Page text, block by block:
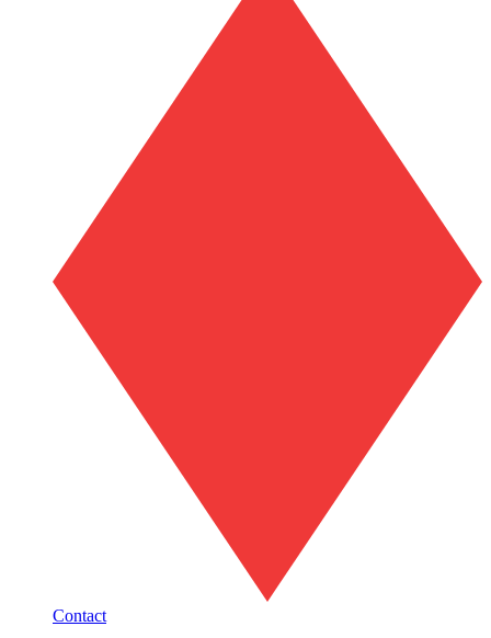
Contact